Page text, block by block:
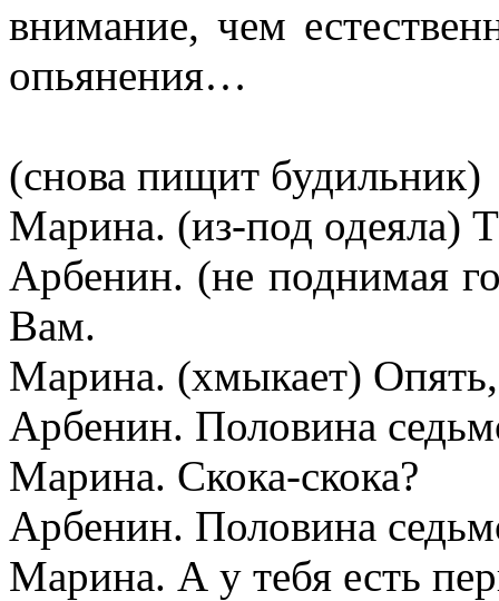
внимание, чем
опьянения…
(снова пищит будильник)
Марина. (из-под одеяла)
Арбенин. (не поднимая
Вам.
Марина. (хмыкает)
Арбенин. Половина
Марина. Скока-скока?
Арбенин. Половина
Марина. А у тебя есть